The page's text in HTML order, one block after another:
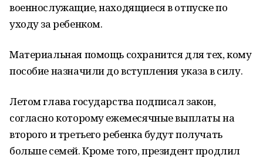
военнослужащие, находящиеся в отпуске по
уходу за ребенком.
Материальная помощь сохранится для тех, кому
пособие назначили до вступления указа в силу.
Летом глава государства подписал закон,
согласно которому ежемесячные выплаты на
второго и третьего ребенка будут получать
больше семей. Кроме того, президент продлил